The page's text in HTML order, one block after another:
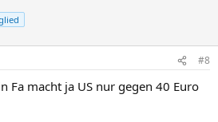
#8
Fa macht ja US nur gegen 40 Euro